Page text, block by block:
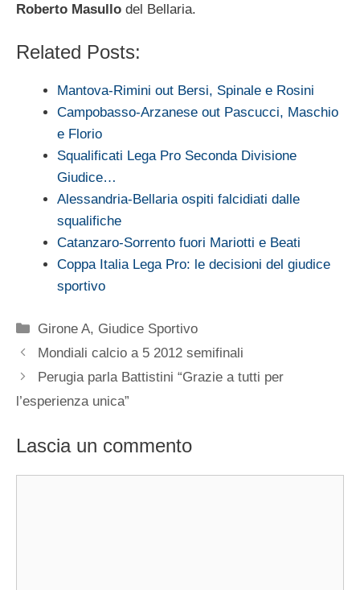
Roberto Masullo del Bellaria.
Related Posts:
Mantova-Rimini out Bersi, Spinale e Rosini
Campobasso-Arzanese out Pascucci, Maschio
e Florio
Squalificati Lega Pro Seconda Divisione
Giudice…
Alessandria-Bellaria ospiti falcidiati dalle
squalifiche
Catanzaro-Sorrento fuori Mariotti e Beati
Coppa Italia Lega Pro: le decisioni del giudice
sportivo
Categorie
Girone A, Giudice Sportivo
Mondiali calcio a 5 2012 semifinali
Perugia parla Battistini “Grazie a tutti per
l’esperienza unica”
Lascia un commento